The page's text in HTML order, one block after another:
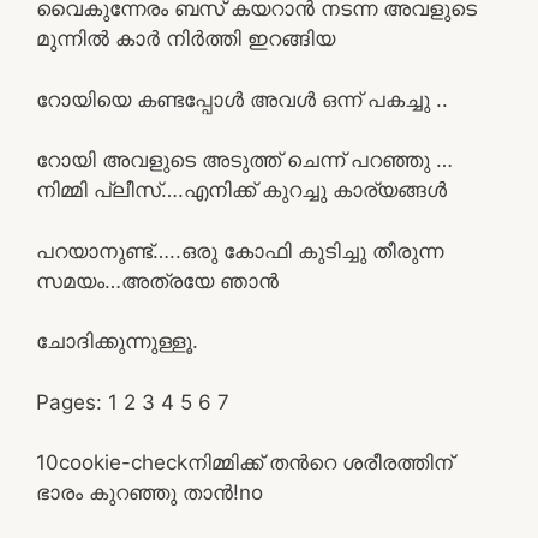
വൈകുന്നേരം ബസ്‌ കയറാന്‍ നടന്ന അവളുടെ
മുന്നില്‍ കാര്‍ നിര്‍ത്തി ഇറങ്ങിയ
റോയിയെ കണ്ടപ്പോള്‍ അവള്‍ ഒന്ന് പകച്ചു ..
റോയി അവളുടെ അടുത്ത് ചെന്ന് പറഞ്ഞു …
നിമ്മി പ്ലീസ്….എനിക്ക് കുറച്ചു കാര്യങ്ങള്‍
പറയാനുണ്ട്‌…..ഒരു കോഫി കുടിച്ചു തീരുന്ന
സമയം…അത്രയേ ഞാന്‍
ചോദിക്കുന്നുള്ളൂ.
Pages: 1 2 3 4 5 6 7
10cookie-checkനിമ്മിക്ക് തന്‍റെ ശരീരത്തിന്
ഭാരം കുറഞ്ഞു താന്‍!no